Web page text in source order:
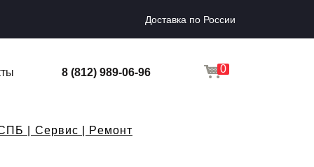
Доставка по России
8 (812) 989-06-96 0
| Сервис | Ремонт